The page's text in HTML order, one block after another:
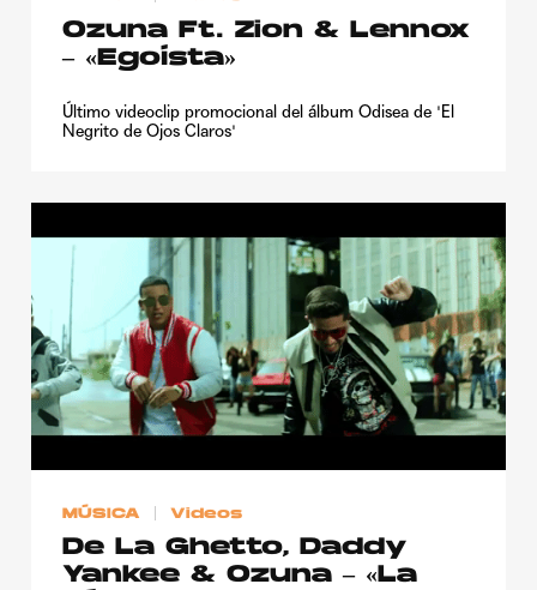
Ozuna Ft. Zion & Lennox
– «Egoísta»
Último videoclip promocional del álbum Odisea de 'El
Negrito de Ojos Claros'
MÚSICA Videos
De La Ghetto, Daddy
Yankee & Ozuna – «La